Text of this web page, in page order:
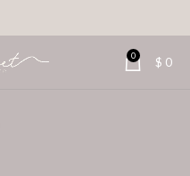
0 $ 0